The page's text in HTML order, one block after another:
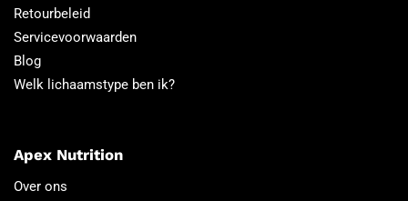
Retourbeleid
Servicevoorwaarden
Blog
Welk lichaamstype ben ik?
Apex Nutrition
Over ons